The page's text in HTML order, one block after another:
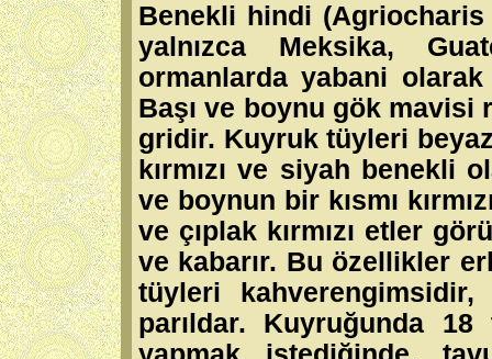
Benekli hindi
yalnızca Meksika,
ormanlarda yabani
Başı ve boynu gök
gridir. Kuyruk tüyleri
kırmızı ve siyah benekli
ve boynun bir kısmı
ve çıplak kırmızı etler
ve kabarır. Bu özellikler
tüyleri
parıldar. Kuyruğunda